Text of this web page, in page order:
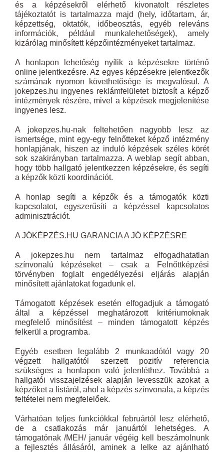
és a képzésekről elérhető kivonatolt részletes
tájékoztatót is tartalmazza majd (hely, időtartam, ár,
képzettség, oktatók, időbeosztás, egyéb releváns
információk, például munkalehetőségek), amely
kizárólag minősített képzőintézményeket tartalmaz.
A honlapon lehetőség nyílik a képzésekre történő
online jelentkezésre. Az egyes képzésekre jelentkezők
számának nyomon követhetősége is megvalósul. A
jokepzes.hu ingyenes reklámfelületet biztosít a képző
intézmények részére, mivel a képzések megjelenítése
ingyenes lesz.
A jokepzes.hu-nak feltehetően nagyobb lesz az
ismertsége, mint egy-egy felnőtteket képző intézmény
honlapjának, hiszen az induló képzések széles körét
sok szakirányban tartalmazza. A weblap segít abban,
hogy több hallgató jelentkezzen képzésekre, és segíti
a képzők közti koordinációt.
A honlap segíti a képzők és a támogatók közti
kapcsolatot, egyszerűsíti a képzéssel kapcsolatos
adminisztrációt.
A JÓKÉPZÉS.HU GARANCIA A JÓ KÉPZÉSRE
A jokepzes.hu nem tartalmaz elfogadhatatlan
színvonalú képzéseket – csak a Felnőttképzési
törvényben foglalt engedélyezési eljárás alapján
minősített ajánlatokat fogadunk el.
Támogatott képzések esetén elfogadjuk a támogató
által a képzéssel meghatározott kritériumoknak
megfelelő minősítést – minden támogatott képzés
felkerül a programba.
Egyéb esetben legalább 2 munkaadótól vagy 20
végzett hallgatótól szerzett pozitív referencia
szükséges a honlapon való jelenléthez. Továbbá a
hallgatói visszajelzések alapján levesszük azokat a
képzőket a listáról, ahol a képzés színvonala, a képzés
feltételei nem megfelelőek.
Várhatóan teljes funkciókkal februártól lesz elérhető,
de a csatlakozás már januártól lehetséges. A
támogatónak /MEH/ január végéig kell beszámolnunk
a fejlesztés állásáról, aminek a lelke az ajánlható